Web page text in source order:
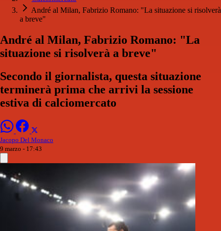
André al Milan, Fabrizio Romano: "La situazione si risolverà
a breve"
André al Milan, Fabrizio Romano: "La
situazione si risolverà a breve"
Secondo il giornalista, questa situazione
terminerà prima che arrivi la sessione
estiva di calciomercato
Jacopo Del Monaco
9 marzo - 17:43